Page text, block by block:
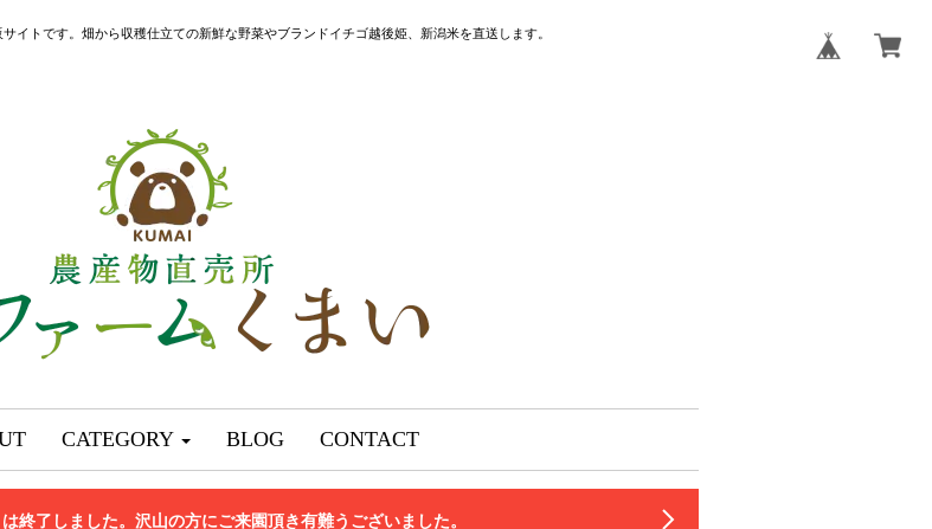
イトです。畑から収穫仕立ての新鮮な野菜やブランドイチゴ越後姫、新潟米を直送します。
CATEGORY BLOG CONTACT
終了しました。沢山の方にご来園頂き有難うございました。